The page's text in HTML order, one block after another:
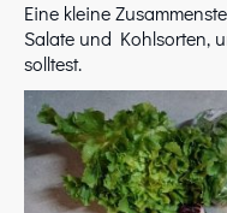
Eine kleine
Salate und Kohlsorten,
solltest.